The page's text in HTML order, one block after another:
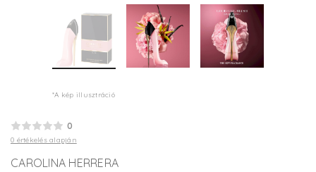
*A kép illusztráció
0
0 értékelés alapján
CAROLINA HERRERA